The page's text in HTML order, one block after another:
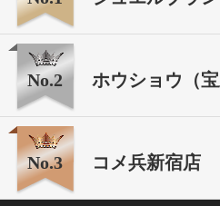
No.2 ホウショウ（宝
No.3 コメ兵新宿店